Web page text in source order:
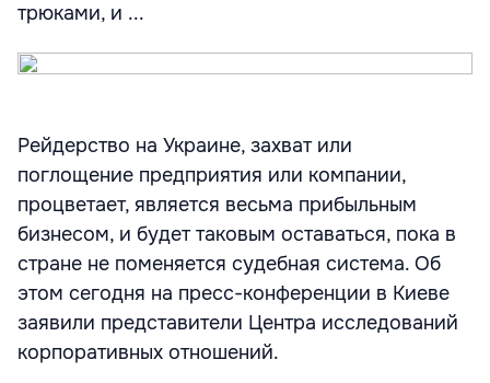
трюками, и ...
Рейдерство на Украине, захват или
поглощение предприятия или компании,
процветает, является весьма прибыльным
бизнесом, и будет таковым оставаться, пока в
стране не поменяется судебная система. Об
этом сегодня на пресс-конференции в Киеве
заявили представители Центра исследований
корпоративных отношений.